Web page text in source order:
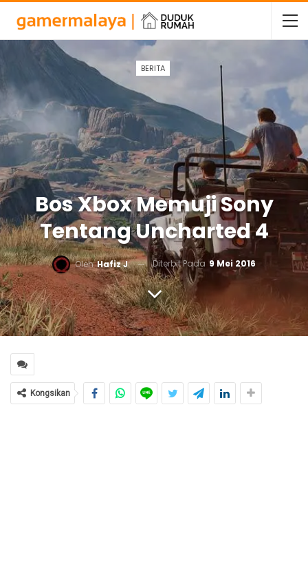
BERITA
Bos Xbox Memuji Sony
Tentang Uncharted 4
OlehHafiz J Diterbit Pada 9 Mei 2016
Kongsikan